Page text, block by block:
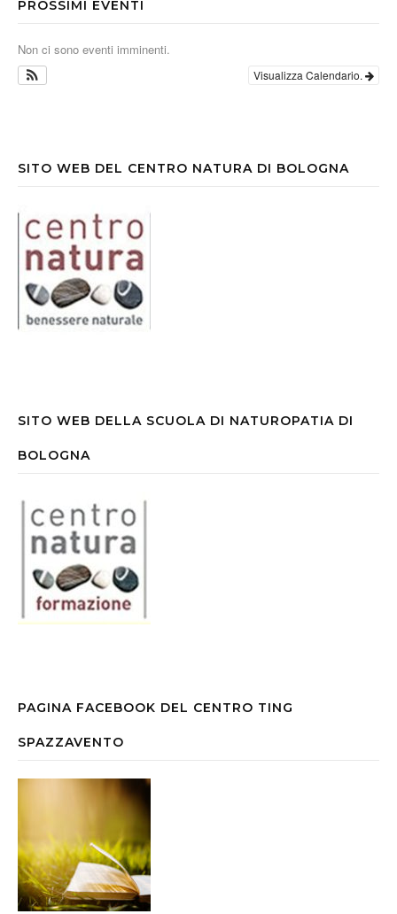
PROSSIMI EVENTI
Non ci sono eventi imminenti.
Visualizza Calendario.
SITO WEB DEL CENTRO NATURA DI BOLOGNA
SITO WEB DELLA SCUOLA DI NATUROPATIA DI
BOLOGNA
PAGINA FACEBOOK DEL CENTRO TING
SPAZZAVENTO